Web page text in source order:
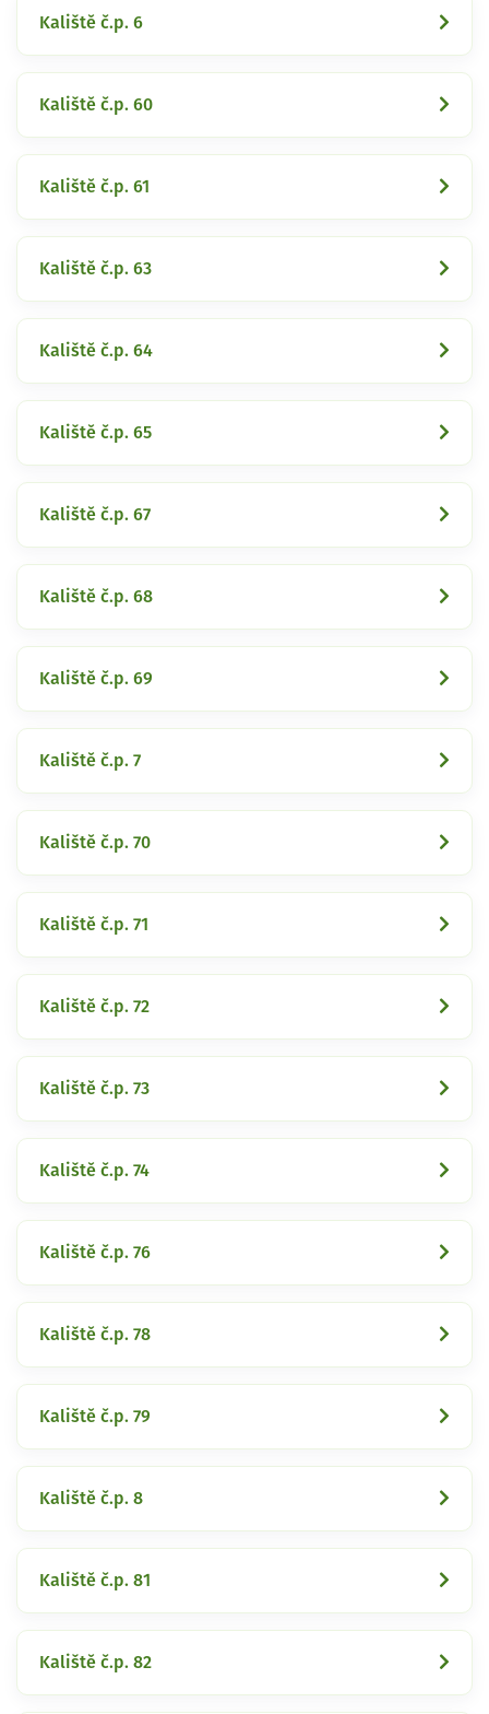
Kaliště č.p. 6
Kaliště č.p. 60
Kaliště č.p. 61
Kaliště č.p. 63
Kaliště č.p. 64
Kaliště č.p. 65
Kaliště č.p. 67
Kaliště č.p. 68
Kaliště č.p. 69
Kaliště č.p. 7
Kaliště č.p. 70
Kaliště č.p. 71
Kaliště č.p. 72
Kaliště č.p. 73
Kaliště č.p. 74
Kaliště č.p. 76
Kaliště č.p. 78
Kaliště č.p. 79
Kaliště č.p. 8
Kaliště č.p. 81
Kaliště č.p. 82